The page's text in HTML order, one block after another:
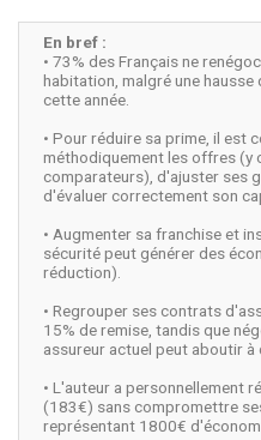
En bref :
• 73% des Français ne
habitation, malgré une
cette année.
• Pour réduire sa prime, il est
méthodiquement les offres (y
comparateurs), d'ajuster ses
d'évaluer correctement son
• Augmenter sa franchise et
sécurité peut générer des
réduction).
• Regrouper ses contrats
15% de remise, tandis que
assureur actuel peut aboutir
• L'auteur a personnellement
(183€) sans compromettre
représentant 1800€